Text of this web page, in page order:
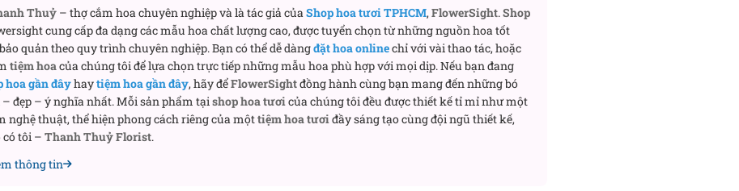
Thuỷ – thợ cắm hoa chuyên nghiệp và là tác giả củaShop hoa tươi TPHCM,FlowerSight.Shop
cung cấp đa dạng các mẫu hoa chất lượng cao, được tuyển chọn từ những nguồn hoa tốt
quản theo quy trình chuyên nghiệp. Bạn có thể dễ dàngđặt hoa onlinechỉ với vài thao tác, hoặc
tiệm hoacủa chúng tôi để lựa chọn trực tiếp những mẫu hoa phù hợp với mọi dịp. Nếu bạn đang
hoa gần đâyhaytiệm hoa gần đây, hãy đểFlowerSightđồng hành cùng bạn mang đến những bó
đẹp – ý nghĩa nhất. Mỗi sản phẩm tạishop hoa tươicủa chúng tôi đều được thiết kế tỉ mỉ như một
nghệ thuật, thể hiện phong cách riêng của mộttiệm hoa tươiđầy sáng tạo cùng đội ngũ thiết kế,
tôi – Thanh Thuỷ Florist.
thông tin